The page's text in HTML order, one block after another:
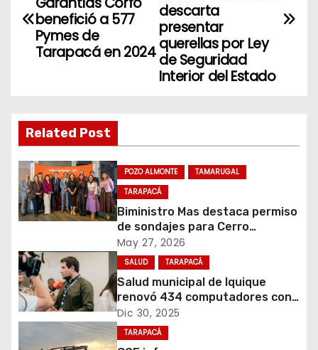
v
a
c
i
ó
d
e
e
descarta
presentar
querellas por Ley
de Seguridad
Interior del Estado
benefició a 577
Pymes de
Tarapacá en 2024
Related Post
POZO ALMONTE
TAMARUGAL
TARAPACÁ
Biministro Mas destaca permiso
de sondajes para Cerro
Colorado
May 27, 2026
SALUD TARAPACÁ
Salud municipal de Iquique
renovó 434 computadores con
fondos del Gobierno de
Tarapacá
Dic 30, 2025
TARAPACÁ